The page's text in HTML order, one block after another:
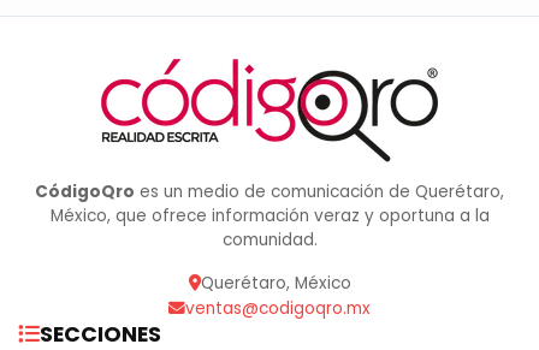
CódigoQro es un medio de comunicación de Querétaro,
México, que ofrece información veraz y oportuna a la
comunidad.
Querétaro, México
ventas@codigoqro.mx
SECCIONES